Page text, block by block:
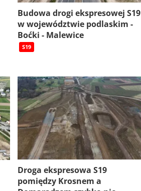
Budowa drogi ekspresowej S19
w województwie podlaskim -
Boćki - Malewice
S19
Droga ekspresowa S19
pomiędzy Krosnem a